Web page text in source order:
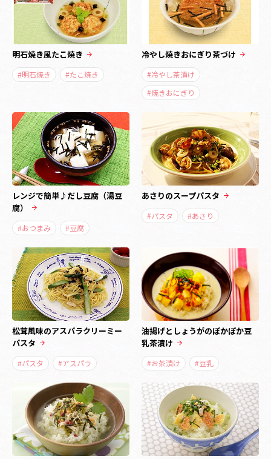
明石焼き風たこ焼き
#明石焼き #たこ焼き
冷やし焼きおにぎり茶づけ
#冷やし茶漬け
#焼きおにぎり
レンジで簡単♪だし豆腐（湯豆
腐）
#おつまみ #豆腐
あさりのスープパスタ
#パスタ #あさり
松茸風味のアスパラクリーミー
パスタ
#パスタ #アスパラ
油揚げとしょうがのぽかぽか豆
乳茶漬け
#お茶漬け #豆乳